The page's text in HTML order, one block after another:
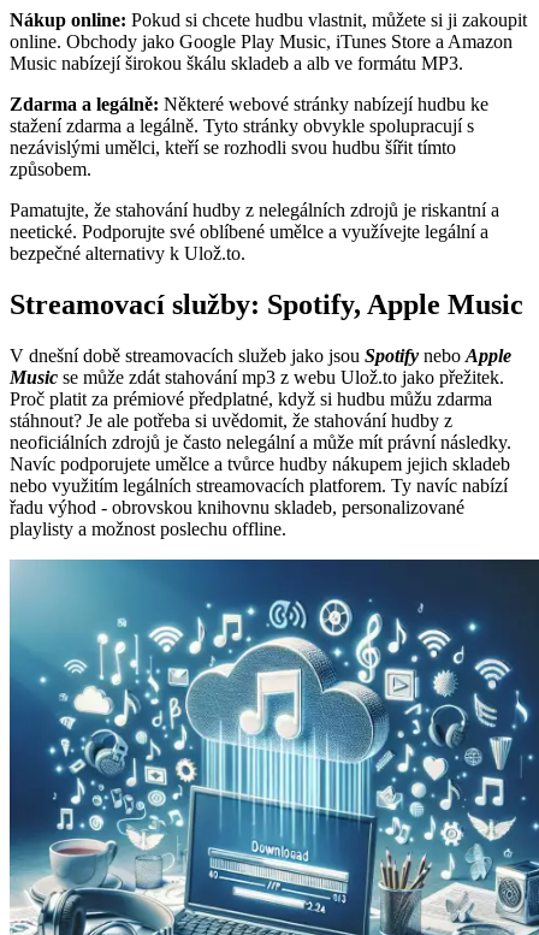
Nákup online: Pokud si chcete hudbu vlastnit, můžete si ji zakoupit
online. Obchody jako Google Play Music, iTunes Store a Amazon
Music nabízejí širokou škálu skladeb a alb ve formátu MP3.
Zdarma a legálně: Některé webové stránky nabízejí hudbu ke
stažení zdarma a legálně. Tyto stránky obvykle spolupracují s
nezávislými umělci, kteří se rozhodli svou hudbu šířit tímto
způsobem.
Pamatujte, že stahování hudby z nelegálních zdrojů je riskantní a
neetické. Podporujte své oblíbené umělce a využívejte legální a
bezpečné alternativy k Ulož.to.
Streamovací služby: Spotify, Apple Music
V dnešní době streamovacích služeb jako jsou Spotify nebo Apple
Music se může zdát stahování mp3 z webu Ulož.to jako přežitek.
Proč platit za prémiové předplatné, když si hudbu můžu zdarma
stáhnout? Je ale potřeba si uvědomit, že stahování hudby z
neoficiálních zdrojů je často nelegální a může mít právní následky.
Navíc podporujete umělce a tvůrce hudby nákupem jejich skladeb
nebo využitím legálních streamovacích platforem. Ty navíc nabízí
řadu výhod - obrovskou knihovnu skladeb, personalizované
playlisty a možnost poslechu offline.